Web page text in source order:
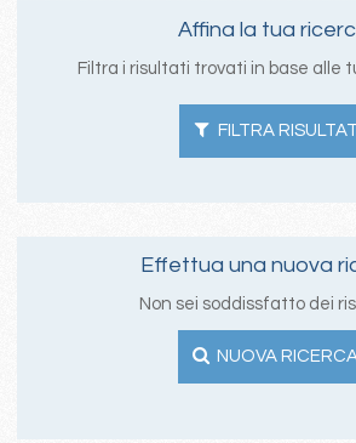
Affina la tua
Filtra i risultati trovati in base alle
FILTRA
Effettua una nuova
Non sei soddissfatto dei
NUOVA